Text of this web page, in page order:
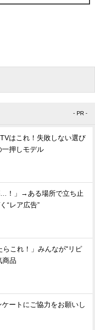
- PR -
はこれ！失敗しない選び
押しモデル
…！」→ある場所で立ち止
“レア広告”
らこれ！」みんなが"リピ
商品
ートにご協力をお願いし